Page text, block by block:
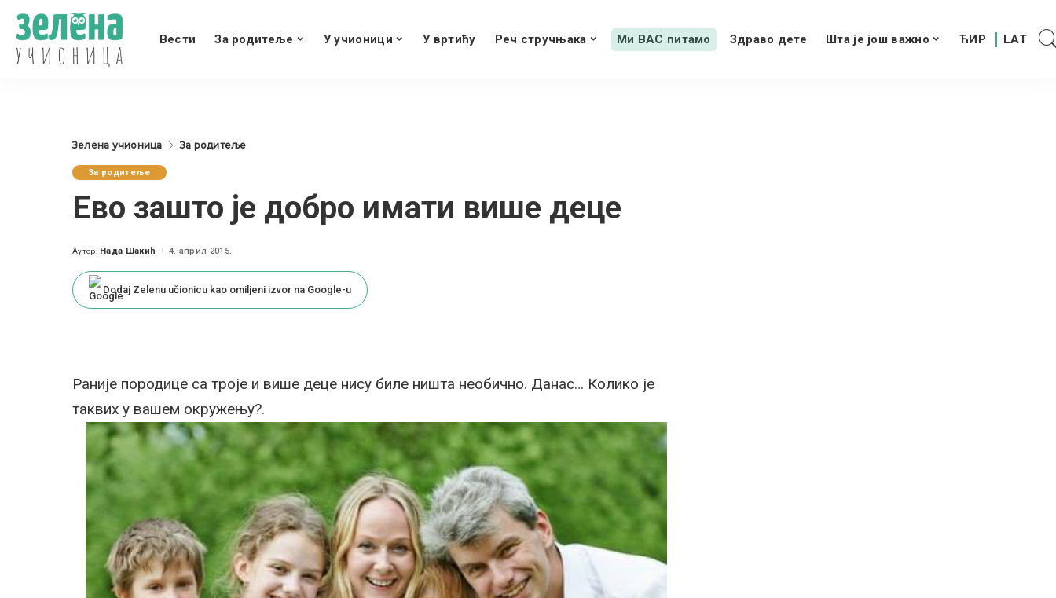
Вести За родитеље У учионици У вртићу Реч стручњака Ми ВАС питамо Здраво дете Шта је још важно
Зелена учионица За родитеље
За родитеље
Ево зашто је добро имати више деце
Posted
Аутор: Нада Шакић 4. април 2015.
Dodaj Zelenu učionicu kao omiljeni izvor na Google-u
Раније породице са троје и више деце нису биле ништа необично. Данас… Колико је
таквих у вашем окружењу?.